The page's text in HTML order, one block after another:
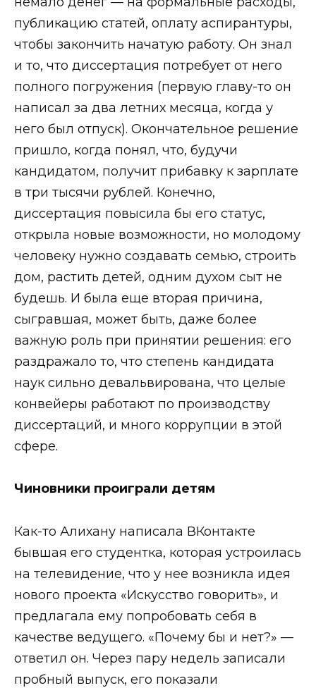
публикацию статей, оплату аспирантуры,
чтобы закончить начатую работу. Он знал
и то, что диссертация потребует от него
полного погружения (первую главу-то он
написал за два летних месяца, когда у
него был отпуск). Окончательное решение
пришло, когда понял, что, будучи
кандидатом, получит прибавку к зарплате
в три тысячи рублей. Конечно,
диссертация повысила бы его статус,
открыла новые возможности, но молодому
человеку нужно создавать семью, строить
дом, растить детей, одним духом сыт не
будешь. И была еще вторая причина,
сыгравшая, может быть, даже более
важную роль при принятии решения: его
раздражало то, что степень кандидата
наук сильно девальвирована, что целые
конвейеры работают по производству
диссертаций, и много коррупции в этой
сфере.
Чиновники проиграли детям
Как-то Алихану написала ВКонтакте
бывшая его студентка, которая устроилась
на телевидение, что у нее возникла идея
нового проекта «Искусство говорить», и
предлагала ему попробовать себя в
качестве ведущего. «Почему бы и нет?» —
ответил он. Через пару недель записали
пробный выпуск, его показали